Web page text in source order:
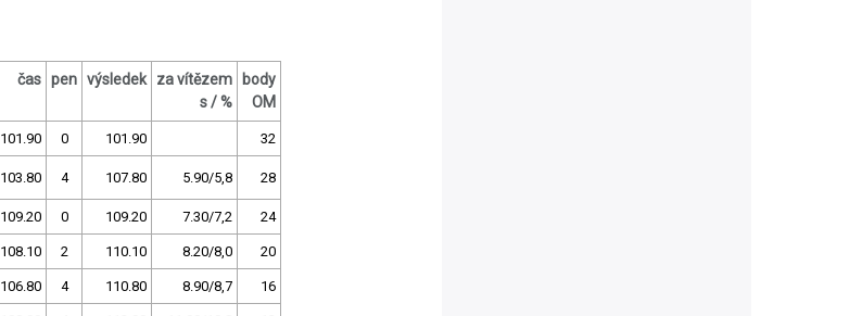
čas pen výsledek
za vítězem
s / %
body
OM
101.90 0 101.90 32
103.80 4 107.80 5.90/5,8 28
109.20 0 109.20 7.30/7,2 24
108.10 2 110.10 8.20/8,0 20
106.80 4 110.80 8.90/8,7 16